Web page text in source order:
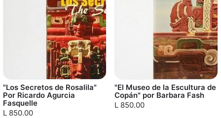
"Los Secretos de Rosalila"
Por Ricardo Agurcia
Fasquelle
L 850.00
"El Museo de la Escultura de
Copán" por Barbara Fash
L 850.00